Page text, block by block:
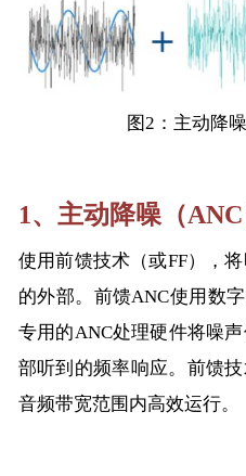
图2：主动降
1、主动降噪（
使用前馈技术（或FF），
的外部。前馈ANC使用数
专用的ANC处理硬件将噪
部听到的频率响应。前馈
音频带宽范围内高效运行。